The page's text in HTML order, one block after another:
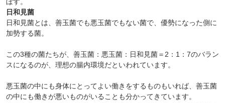
ぼす。
日和見菌
日和見菌とは、善玉菌でも悪玉菌でもない菌で、優勢になった側に
加勢する菌。
この3種の菌たちが、善玉菌：悪玉菌：日和見菌＝2：1：7のバラン
スになるのが、理想の腸内環境だといわれています。
悪玉菌の中にも身体にとってよい働きをするものもいれば、善玉菌
の中にも働きが悪いものがいることも分かってきています。